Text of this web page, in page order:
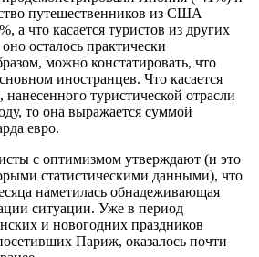
путешественников из США
а что касается туристов из других
осталось практически
можно констатировать, что
иностранцев. Что касается
туристической отрасли
то она выражается суммой
евро.
с оптимизмом утверждают (и это
статистическими данными), что
наметилась обнадеживающая
ситуации. Уже в период
и новогодних праздников
Париж, оказалось почти